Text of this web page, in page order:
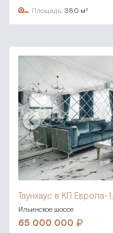
Площадь: 380 м²
Таунхаус в КП Европа-1,
Ильинское шоссе
65 000 000